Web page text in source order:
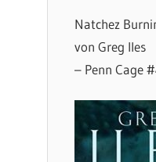
Natchez
von Greg Iles
– Penn Cage